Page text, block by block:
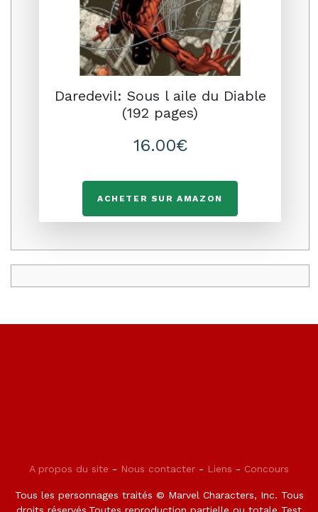
Daredevil: Sous l aile du Diable
(192 pages)
16.00€
ACHETER SUR AMAZON
A propos du site - Nous contacter - Liens - Concours
Tous les personnages traités © Marvel Characters, Inc. Tous